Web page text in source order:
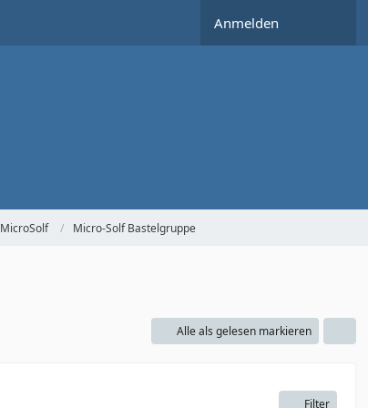
Anmelden
MicroSolf Micro-Solf Bastelgruppe
Alle als gelesen markieren
Filter